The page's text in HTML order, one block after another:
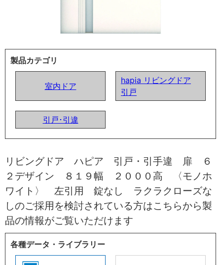
製品カテゴリ
室内ドア
hapia リビングドア
引戸
引戸･引違
リビングドア ハピア 引戸・引手違 扉 ６
２デザイン ８１９幅 ２０００高 〈モノホ
ワイト〉 左引用 錠なし ラクラクローズな
しのご採用を検討されている方はこちらから製
品の情報がご覧いただけます
各種データ・ライブラリー